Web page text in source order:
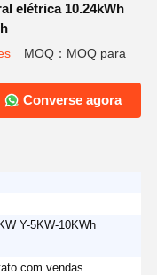
elétrica 10.24kWh
MOQ：MOQ para
Converse agora
Y-5KW-10KWh
com vendas